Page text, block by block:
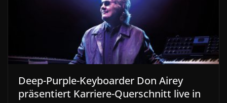
Deep-Purple-Keyboarder Don Airey
präsentiert Karriere-Querschnitt live in